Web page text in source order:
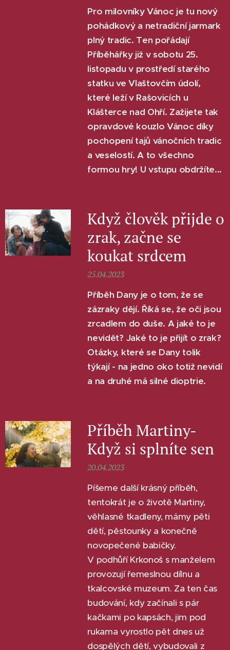
Pro milovníky Vánoc je tu nový
pohádkový a netradiční jarmark
plný tradic. Ten pořádají
Příběhářky již v sobotu 25.
listopadu v prostředí starého
statku ve Vlaštovčím údolí,
které leží v Rašovicích u
Klášterce nad Ohří. Zažijete tak
opravdové kouzlo Vánoc díky
pochopení tajů vánočních tradic
a veselostí. A to všechno
formou hry! U vstupu obdržíte...
Když člověk přijde o
zrak, začne se
koukat srdcem
25.04.2023
Příběh Dany je o tom, že se
zázraky dějí. Říká se, že oči jsou
zrcadlem do duše. A jaké to je
nevidět? Jaké to je přijít o zrak?
Otázky, které se Dany tolik
týkají - na jedno oko totiž nevidí
a na druhé má silné dioptrie.
Příběh Martiny-
Když si splníte sen
20.04.2023
Píšeme další krásný příběh,
tentokrát je o životě Martiny,
věhlasné tkadleny, mámy pěti
dětí, pěstounky a konečně
novopečené babičky.
V podhůří Krkonoš s manželem
provozují řemeslnou dílnu a
tkalcovské muzeum. Za ten čas
budování, kdy začínali s pár
kačkami po kapsách, jim pod
rukama vyrostlo pět dnes už
dospělých dětí, vybudovali z